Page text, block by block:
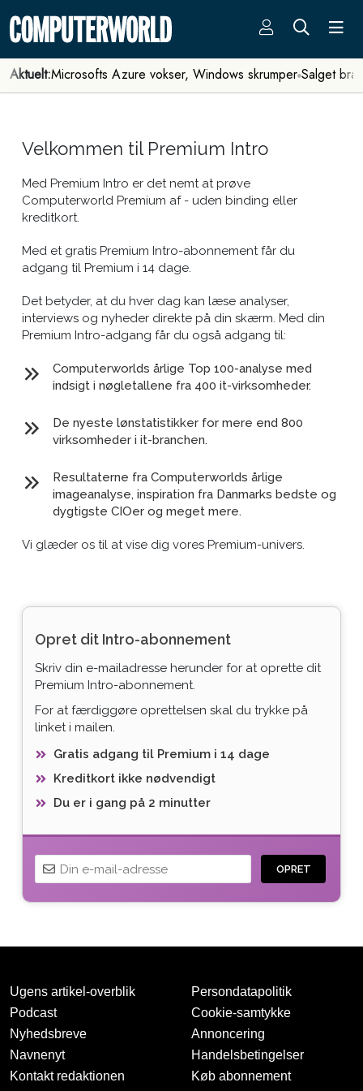
Aktuelt:Microsofts Azure vokser, Windows skrumper Salget
Velkommen til Premium Intro
Med Premium Intro er det nemt at prøve
Computerworld Premium af - uden binding eller
kreditkort.
Med et gratis Premium Intro-abonnement får du
adgang til Premium i 14 dage.
Det betyder, at du hver dag kan læse analyser,
interviews og nyheder direkte på din skærm. Med din
Premium Intro-adgang får du også adgang til:
Computerworlds årlige Top 100-analyse med
indsigt i nøgletallene fra 400 it-virksomheder.
De nyeste lønstatistikker for mere end 800
virksomheder i it-branchen.
Resultaterne fra Computerworlds årlige
imageanalyse, inspiration fra Danmarks bedste og
dygtigste CIOer og meget mere.
Vi glæder os til at vise dig vores Premium-univers.
Opret dit Intro-abonnement
Skriv din e-mailadresse herunder for at oprette dit
Premium Intro-abonnement.
For at færdiggøre oprettelsen skal du trykke på
linket i mailen.
Gratis adgang til Premium i 14 dage
Kreditkort ikke nødvendigt
Du er i gang på 2 minutter
OPRET
Tak for oprettelsen
Ugens artikel-overblik
Podcast
Nyhedsbreve
Navnenyt
Kontakt redaktionen
Persondatapolitik
Cookie-samtykke
Annoncering
Handelsbetingelser
Køb abonnement